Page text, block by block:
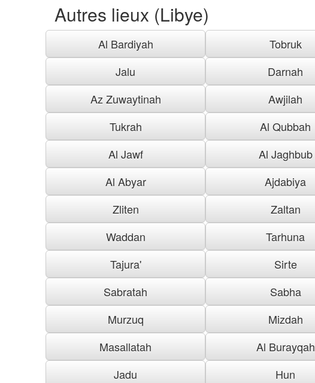
Autres lieux (Libye)
Al Bardiyah Tobruk
Jalu
Darnah
Az Zuwaytinah
Awjilah
Tukrah
Al Qubbah
Al Jawf
Al Jaghbub
Al Abyar
Ajdabiya
Zliten
Zaltan
Waddan
Tarhuna
Tajura'
Sirte
Sabratah
Sabha
Murzuq
Mizdah
Masallatah
Al Burayqah
Jadu
Hun